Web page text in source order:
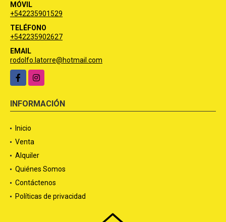
MÓVIL
+542235901529
TELÉFONO
+542235902627
EMAIL
rodolfo.latorre@hotmail.com
FacebookInstagram
INFORMACIÓN
Inicio
Venta
Alquiler
Quiénes Somos
Contáctenos
Políticas de privacidad